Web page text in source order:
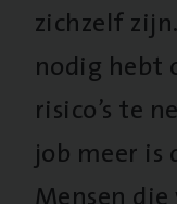
zichzelf
nodig hebt
risico’s te
job meer is
Mensen